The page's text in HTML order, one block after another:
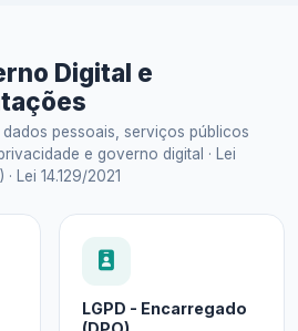
Digital e
pessoais, serviços públicos
e governo digital · Lei
Lei 14.129/2021
LGPD - Encarregado